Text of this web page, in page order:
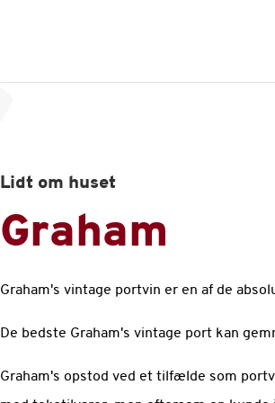
Lidt om huset
Graham
Graham's vintage portvin er en af de
De bedste Graham's vintage port kan
Graham's opstod ved et tilfælde som